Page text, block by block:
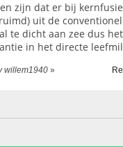
zijn dat er bij
uit de
te dicht aan zee dus
in het directe
willem1940 »